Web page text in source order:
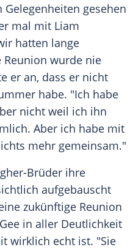
gesehen
mal mit Liam
hatten lange
Reunion wurde nie
er an, dass er nicht
habe. "Ich habe
nicht weil ich ihn
Aber ich habe mit
mehr gemeinsam."
Brüder ihre
aufgebauscht
zukünftige Reunion
in aller Deutlichkeit
wirklich echt ist. "Sie